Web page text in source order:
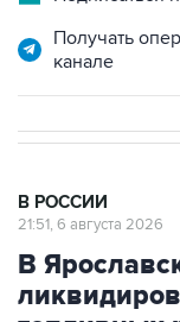
Получать
канале
В РОССИИ
21:51, 6 августа 2026
В